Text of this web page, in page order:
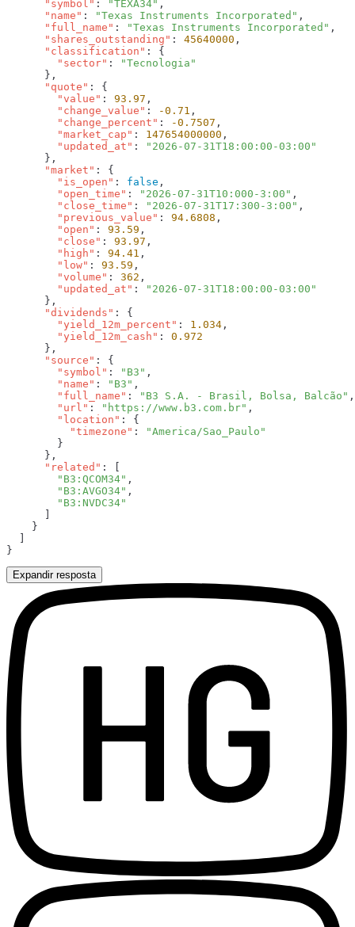
      "symbol"
: "TEXA34"
      "name"
: "Texas Instruments Incorporated"
      "full_name"
: "Texas Instruments Incorporated"
      "shares_outstanding"
: 45640000
      "classification"
        "sector"
:
      "quote"
        "value"
: 93.97
        "change_value"
: -0.71
        "change_percent"
: -0.7507
        "market_cap"
: 147654000000
        "updated_at"
:
      "market"
        "is_open"
: false
        "open_time"
: "2026-07-31T10:000-3:00"
        "close_time"
: "2026-07-31T17:300-3:00"
        "previous_value"
: 94.6808
        "open"
: 93.59
        "close"
: 93.97
        "high"
: 94.41
        "low"
: 93.59
        "volume"
: 362
        "updated_at"
:
      "dividends"
        "yield_12m_percent"
: 1.034
        "yield_12m_cash"
:
      "source"
        "symbol"
: "B3"
        "name"
: "B3"
        "full_name"
:
"B3 S.A. - Brasil, Bolsa, Balcão"
        "url"
: "https://www.b3.com.br"
        "location"
          "timezone"
:
      "related"
        "B3:QCOM34"
        "B3:AVGO34"
Expandir resposta